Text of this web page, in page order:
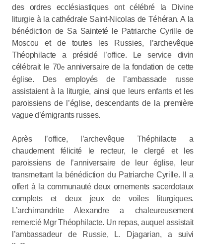
des ordres ecclésiastiques ont célébré la Divine
liturgie à la cathédrale Saint-Nicolas de Téhéran. A la
bénédiction de Sa Sainteté le Patriarche Cyrille de
Moscou et de toutes les Russies, l’archevêque
Théophilacte a présidé l’office. Le service divin
célébrait le 70eanniversaire de la fondation de cette
église. Des employés de l’ambassade russe
assistaient à la liturgie, ainsi que leurs enfants et les
paroissiens de l’église, descendants de la première
vague d’émigrants russes.
Après l’office, l’archevêque Théphilacte a
chaudement félicité le recteur, le clergé et les
paroissiens de l’anniversaire de leur église, leur
transmettant la bénédiction du Patriarche Cyrille. Il a
offert à la communauté deux ornements sacerdotaux
complets et deux jeux de voiles liturgiques.
L’archimandrite Alexandre a chaleureusement
remercié Mgr Théophilacte. Un repas, auquel assistait
l’ambassadeur de Russie, L. Djagarian, a suivi